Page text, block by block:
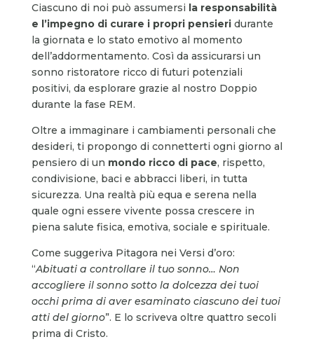
Ciascuno di noi può assumersi la responsabilità
e l’impegno di curare i propri pensieri durante
la giornata e lo stato emotivo al momento
dell’addormentamento. Così da assicurarsi un
sonno ristoratore ricco di futuri potenziali
positivi, da esplorare grazie al nostro Doppio
durante la fase REM.
Oltre a immaginare i cambiamenti personali che
desideri, ti propongo di connetterti ogni giorno al
pensiero di un mondo ricco di pace, rispetto,
condivisione, baci e abbracci liberi, in tutta
sicurezza. Una realtà più equa e serena nella
quale ogni essere vivente possa crescere in
piena salute fisica, emotiva, sociale e spirituale.
Come suggeriva Pitagora nei Versi d’oro:
“Abituati a controllare il tuo sonno… Non
accogliere il sonno sotto la dolcezza dei tuoi
occhi prima di aver esaminato ciascuno dei tuoi
atti del giorno”. E lo scriveva oltre quattro secoli
prima di Cristo.